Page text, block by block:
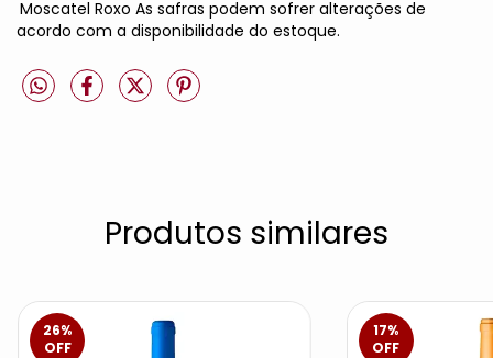
Moscatel Roxo As safras podem sofrer alterações de
acordo com a disponibilidade do estoque.
Produtos similares
26%
OFF
17%
OFF